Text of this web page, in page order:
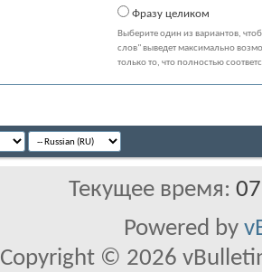
Фразу целиком
Выберите один из вариантов,
слов" выведет максимально
только то, что полностью
Текущее время:
Powered by
Copyright © 2026